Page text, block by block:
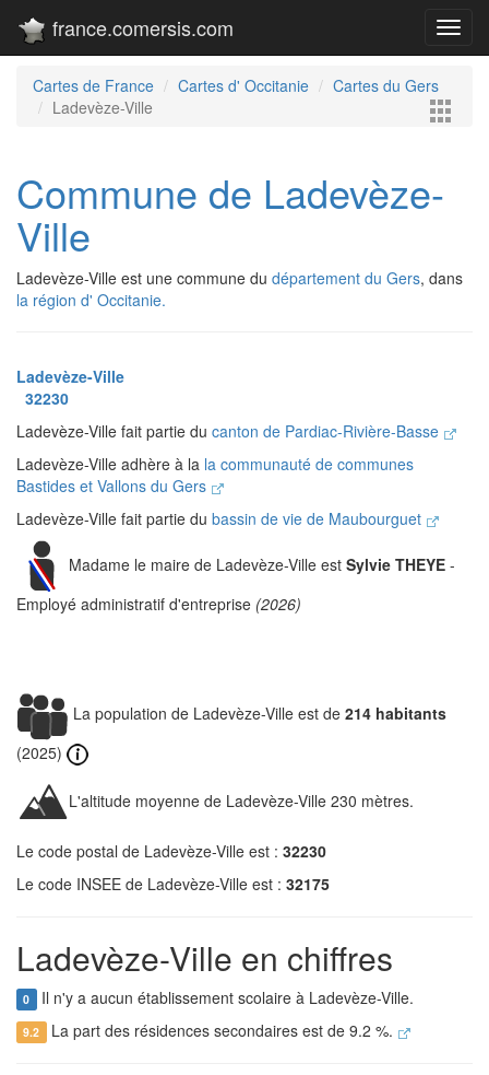
france.comersis.com
Cartes de France Cartes d' Occitanie
Cartes du Gers
Ladevèze-Ville
Commune de Ladevèze-
Ville
Ladevèze-Ville est une commune du département du Gers, dans
la région d' Occitanie.
Ladevèze-Ville
32230
Ladevèze-Ville fait partie du canton de Pardiac-Rivière-Basse
Ladevèze-Ville adhère à la la communauté de communes
Bastides et Vallons du Gers
Ladevèze-Ville fait partie du bassin de vie de Maubourguet
Madame le maire de Ladevèze-Ville est Sylvie THEYE -
Employé administratif d'entreprise (2026)
La population de Ladevèze-Ville est de 214 habitants
(2025)
L'altitude moyenne de Ladevèze-Ville 230 mètres.
Le code postal de Ladevèze-Ville est : 32230
Le code INSEE de Ladevèze-Ville est : 32175
Ladevèze-Ville en chiffres
0 Il n'y a aucun établissement scolaire à Ladevèze-Ville.
9.2 La part des résidences secondaires est de 9.2 %.